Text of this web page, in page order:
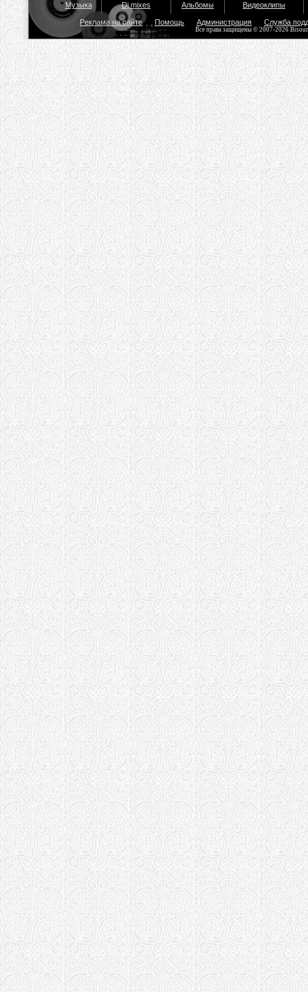
Музыка Dj mixes Альбомы Видеоклипы
Реклама на сайте Помощь Администрация Служба
Все права защищены © 2007-2026